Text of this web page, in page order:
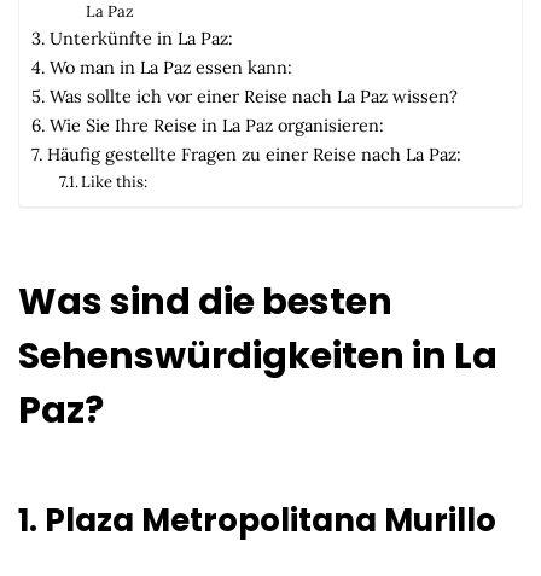
La Paz
Unterkünfte in La Paz:
Wo man in La Paz essen kann:
Was sollte ich vor einer Reise nach La Paz wissen?
Wie Sie Ihre Reise in La Paz organisieren:
Häufig gestellte Fragen zu einer Reise nach La Paz:
Like this:
Was sind die besten
Sehenswürdigkeiten in La
Paz?
1. Plaza Metropolitana Murillo